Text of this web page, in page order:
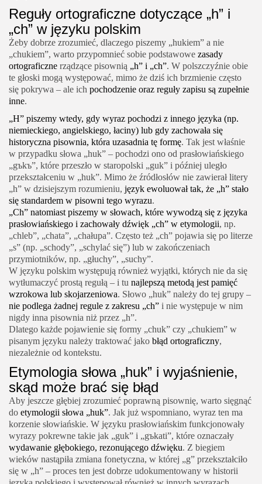
Reguły ortograficzne dotyczące „h” i
„ch” w języku polskim
Żeby dobrze zrozumieć, dlaczego piszemy „hukiem” a nie
„chukiem”, warto przypomnieć sobie podstawowe zasady
ortograficzne rządzące pisownią „h” i „ch”. W polszczyźnie obie
te głoski mogą występować, mimo że dziś ich brzmienie często
się pokrywa – ale ich pochodzenie oraz reguły zapisu są zupełnie
inne.
„H” piszemy wtedy, gdy wyraz pochodzi z innego języka (np.
niemieckiego, angielskiego, łaciny) lub gdy zachowała się
historyczna pisownia, która uzasadnia tę formę. Tak jest właśnie
w przypadku słowa „huk” – pochodzi ono od prasłowiańskiego
„gъkъ”, które przeszło w staropolski „guk” i później uległo
przekształceniu w „huk”. Mimo że źródłosłów nie zawierał litery
„h” w dzisiejszym rozumieniu, język ewoluował tak, że „h” stało
się standardem w pisowni tego wyrazu.
„Ch” natomiast piszemy w słowach, które wywodzą się z języka
prasłowiańskiego i zachowały dźwięk „ch” w etymologii, np.
„chleb”, „chata”, „chałupa”. Często też „ch” pojawia się po literze
„s” (np. „schody”, „schylać się”) lub w zakończeniach
przymiotników, np. „głuchy”, „suchy”.
W języku polskim występują również wyjątki, których nie da się
wytłumaczyć prostą regułą – i tu najlepszą metodą jest pamięć
wzrokowa lub skojarzeniowa. Słowo „huk” należy do tej grupy –
nie podlega żadnej regule z zakresu „ch” i nie występuje w nim
nigdy inna pisownia niż przez „h”.
Dlatego każde pojawienie się formy „chuk” czy „chukiem” w
pisanym języku należy traktować jako błąd ortograficzny,
niezależnie od kontekstu.
Etymologia słowa „huk” i wyjaśnienie,
skąd może brać się błąd
Aby jeszcze głębiej zrozumieć poprawną pisownię, warto sięgnąć
do etymologii słowa „huk”. Jak już wspomniano, wyraz ten ma
korzenie słowiańskie. W języku prasłowiańskim funkcjonowały
wyrazy pokrewne takie jak „guk” i „gъkati”, które oznaczały
wydawanie głębokiego, rezonującego dźwięku. Z biegiem
wieków nastąpiła zmiana fonetyczna, w której „g” przekształciło
się w „h” – proces ten jest dobrze udokumentowany w historii